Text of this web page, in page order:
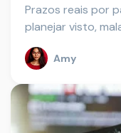
Prazos reais por
planejar visto,
Amy